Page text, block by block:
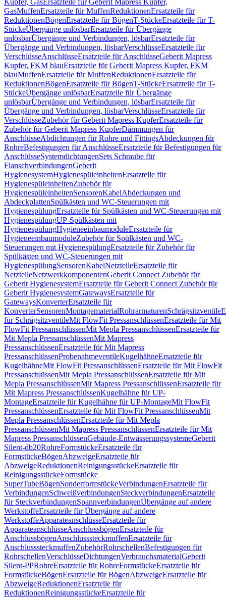
Kupfer, GasErsatzteile für Geberit Mapress Kupfer,
GasMuffenErsatzteile für MuffenReduktionenErsatzteile für
ReduktionenBögenErsatzteile für BögenT-StückeErsatzteile für T-
StückeÜbergänge unlösbarErsatzteile für Übergänge
unlösbarÜbergänge und Verbindungen, lösbarErsatzteile für
Übergänge und Verbindungen, lösbarVerschlüsseErsatzteile für
VerschlüsseAnschlüsseErsatzteile für AnschlüsseGeberit Mapress
Kupfer, FKM blauErsatzteile für Geberit Mapress Kupfer, FKM
blauMuffenErsatzteile für MuffenReduktionenErsatzteile für
ReduktionenBögenErsatzteile für BögenT-StückeErsatzteile für T-
StückeÜbergänge unlösbarErsatzteile für Übergänge
unlösbarÜbergänge und Verbindungen, lösbarErsatzteile für
Übergänge und Verbindungen, lösbarVerschlüsseErsatzteile für
VerschlüsseZubehör für Geberit Mapress KupferErsatzteile für
Zubehör für Geberit Mapress KupferDämmungen für
AnschlüsseAbdichtungen für Rohre und FittingsAbdeckungen für
RohreBefestigungen für AnschlüsseErsatzteile für Befestigungen für
AnschlüsseSystemdichtungenSets Schraube für
FlanschverbindungenGeberit
HygienesystemHygienespüleinheitenErsatzteile für
HygienespüleinheitenZubehör für
HygienespüleinheitenSensorenKabelAbdeckungen und
AbdeckplattenSpülkästen und WC-Steuerungen mit
HygienespülungErsatzteile für Spülkästen und WC-Steuerungen mit
HygienespülungUP-Spülkästen mit
HygienespülungHygieneeinbaumoduleErsatzteile für
HygieneeinbaumoduleZubehör für Spülkästen und WC-
Steuerungen mit HygienespülungErsatzteile für Zubehör für
Spülkästen und WC-Steuerungen mit
HygienespülungSensorenKabelNetzteileErsatzteile für
NetzteileNetzwerkkomponentenGeberit Connect Zubehör für
Geberit HygienesystemErsatzteile für Geberit Connect Zubehör für
Geberit HygienesystemGatewaysErsatzteile für
GatewaysKonverterErsatzteile für
KonverterSensorenMontagematerialRohrarmaturenSchrägsitzventile
für SchrägsitzventileMit FlowFit PressanschlüssenErsatzteile für Mit
FlowFit PressanschlüssenMit Mepla PressanschlüssenErsatzteile für
Mit Mepla PressanschlüssenMit Mapress
PressanschlüssenErsatzteile für Mit Mapress
PressanschlüssenProbenahmeventileKugelhähneErsatzteile für
KugelhähneMit FlowFit PressanschlüssenErsatzteile für Mit FlowFit
PressanschlüssenMit Mepla PressanschlüssenErsatzteile für Mit
Mepla PressanschlüssenMit Mapress PressanschlüssenErsatzteile für
Mit Mapress PressanschlüssenKugelhähne für UP-
MontageErsatzteile für Kugelhähne für UP-MontageMit FlowFit
PressanschlüssenErsatzteile für Mit FlowFit PressanschlüssenMit
Mepla PressanschlüssenErsatzteile für Mit Mepla
PressanschlüssenMit Mapress PressanschlüssenErsatzteile für Mit
Mapress PressanschlüssenGebäude-EntwässerungssystemeGeberit
Silent-db20RohreFormstückeErsatzteile für
FormstückeBögenAbzweigeErsatzteile für
AbzweigeReduktionenReinigungsstückeErsatzteile für
ReinigungsstückeFormstücke
SuperTubeBögenSonderformstückeVerbindungenErsatzteile für
VerbindungenSchweißverbindungenSteckverbindungenErsatzteile
für SteckverbindungenSpannverbindungenÜbergänge auf andere
WerkstoffeErsatzteile für Übergänge auf andere
WerkstoffeApparateanschlüsseErsatzteile für
ApparateanschlüsseAnschlussbögenErsatzteile für
AnschlussbögenAnschlusssteckmuffenErsatzteile für
AnschlusssteckmuffenZubehörRohrschellenBefestigungen für
RohrschellenVerschlüsseDichtungenVerbrauchsmaterialGeberit
Silent-PPRohreErsatzteile für RohreFormstückeErsatzteile für
FormstückeBögenErsatzteile für BögenAbzweigeErsatzteile für
AbzweigeReduktionenErsatzteile für
ReduktionenReinigungsstückeErsatzteile für